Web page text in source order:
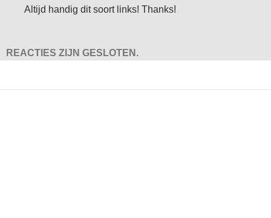
Altijd handig dit soort links! Thanks!
REACTIES ZIJN GESLOTEN.